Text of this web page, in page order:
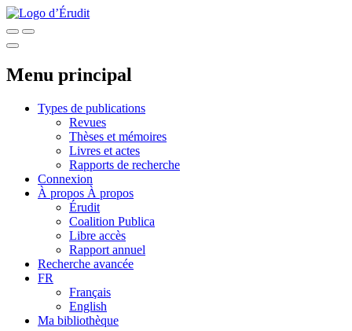
Menu principal
Types de publications
Revues
Thèses et mémoires
Livres et actes
Rapports de recherche
Connexion
À propos À propos
Érudit
Coalition Publica
Libre accès
Rapport annuel
Recherche avancée
FR
Français
English
Ma bibliothèque